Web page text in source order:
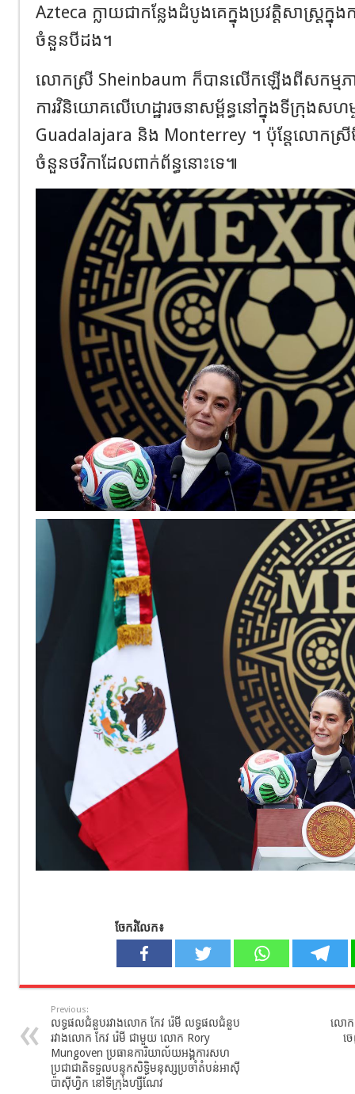
Azteca ក្លាយជាកន្លែងដំបូងគេក្នុងប្រវត្តិសាស្ត្រក្នុ
ចំនួនបីដង។
លោកស្រី Sheinbaum ក៏បានលើកឡើងពីសកម្មភ
ការវិនិយោគលើហេដ្ឋារចនាសម្ព័ន្ធនៅក្នុងទីក្រុងសហ
Guadalajara និង Monterrey ។ ប៉ុន្តែលោកស្
ចំនួន​ថវិកា​ដែល​ពាក់ព័ន្ធ​នោះ​ទេ៕
ចែករំលែក៖
Previous:
លទ្ធផលជំនួបរវាងលោក កែវ រ៉េមី លទ្ធផលជំនួប
រវាងលោក កែវ រ៉េមី ជាមួយ លោក Rory
Mungoven ប្រធានការិយាល័យអង្គការសហ
ប្រជាជាតិទទួលបន្ទុកសិទ្ធិមនុស្សប្រចាំតំបន់អាស៊ី
ប៉ាស៊ីហ្វិក នៅទីក្រុងហ្សឺណែវ
លោក
ច